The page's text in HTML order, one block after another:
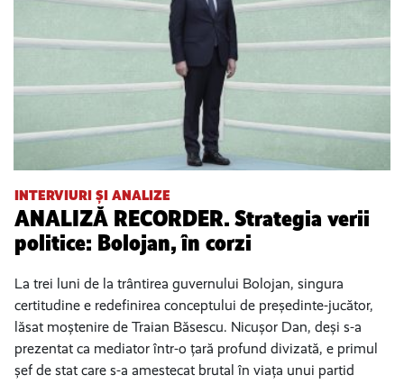
INTERVIURI ȘI ANALIZE
ANALIZĂ RECORDER. Strategia verii
politice: Bolojan, în corzi
La trei luni de la trântirea guvernului Bolojan, singura
certitudine e redefinirea conceptului de președinte-jucător,
lăsat moștenire de Traian Băsescu. Nicușor Dan, deși s-a
prezentat ca mediator într-o țară profund divizată, e primul
șef de stat care s-a amestecat brutal în viața unui partid